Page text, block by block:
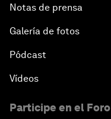
Notas de prensa
Galería de fotos
Pódcast
Vídeos
Participe en el Foro